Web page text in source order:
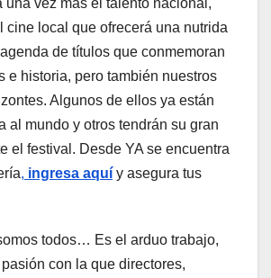
una vez más el talento nacional,
cine local que ofrecerá una nutrida
de títulos que conmemoran
e historia, pero también nuestros
Algunos de ellos ya están
al mundo y otros tendrán su gran
el festival. Desde YA se encuentra
, ingresa aquí y asegura tus
todos… Es el arduo trabajo,
con la que directores,